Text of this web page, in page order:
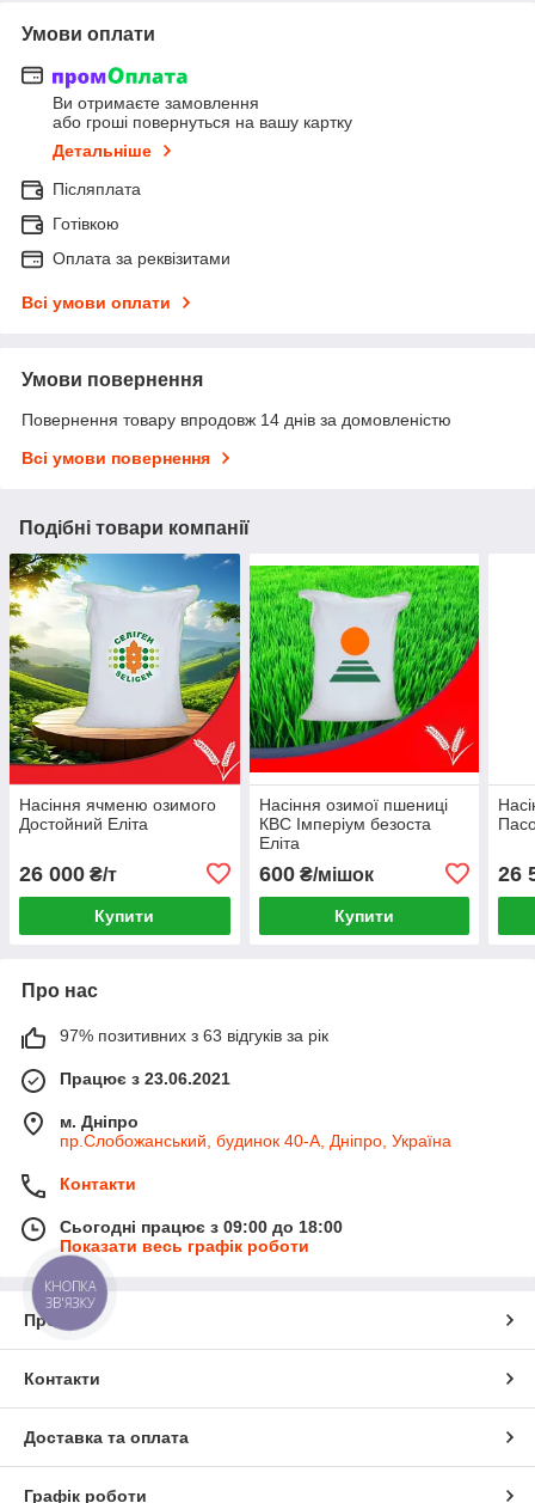
Умови оплати
Ви отримаєте замовлення
або гроші повернуться на вашу картку
Детальніше
Післяплата
Готівкою
Оплата за реквізитами
Всі умови оплати
Умови повернення
Повернення товару впродовж 14 днів за домовленістю
Всі умови повернення
Подібні товари компанії
Насіння ячменю озимого
Достойний Еліта
26 000 ₴/т
Купити
Насіння озимої пшениці
КВС Імперіум безоста
Еліта
600₴/мішок
Купити
26
Про нас
97% позитивних з 63 відгуків за рік
Працює з 23.06.2021
м. Дніпро
пр.Слобожанський, будинок 40-А, Дніпро, Україна
Контакти
Сьогодні працює з 09:00 до 18:00
Показати весь графік роботи
Про нас
Контакти
Доставка та оплата
Графік роботи
КНОПКА
ЗВ'ЯЗКУ